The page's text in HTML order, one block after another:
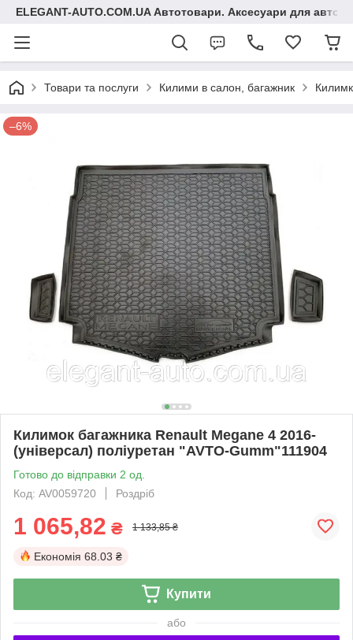
ELEGANT-AUTO.COM.UA Автотовари. Аксесуари для авто
Товари та послуги Килими в салон, багажник
–6%
Килимок багажника Renault Megane 4 2016-
(універсал) поліуретан "AVTO-Gumm"111904
Готово до відправки 2 од.
Код: AV0059720
Роздріб
1 065,82 ₴ 1 133,85 ₴
Економія 68.03 ₴
Купити
або